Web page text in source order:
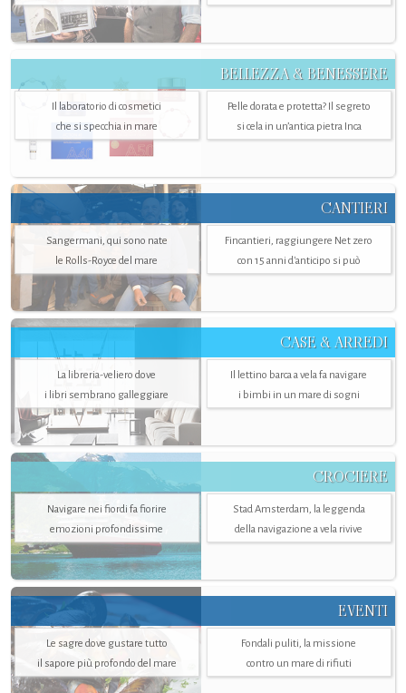
BELLEZZA & BENESSERE
Il laboratorio di cosmetici
che si specchia in mare
Pelle dorata e protetta? Il segreto
si cela in un’antica pietra Inca
CANTIERI
Sangermani, qui sono nate
le Rolls-Royce del mare
Fincantieri, raggiungere Net zero
con 15 anni d'anticipo si può
CASE & ARREDI
La libreria-veliero dove
i libri sembrano galleggiare
Il lettino barca a vela fa navigare
i bimbi in un mare di sogni
CROCIERE
Navigare nei fiordi fa fiorire
emozioni profondissime
Stad Amsterdam, la leggenda
della navigazione a vela rivive
EVENTI
Le sagre dove gustare tutto
il sapore più profondo del mare
Fondali puliti, la missione
contro un mare di rifiuti